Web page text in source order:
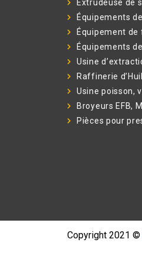
Extrudeuse de
Équipements
Équipement de
Équipements
Usine
Raffinerie
Usine poisson,
Broyeurs EFB,
Pièces pour
Copyright 2021 ©